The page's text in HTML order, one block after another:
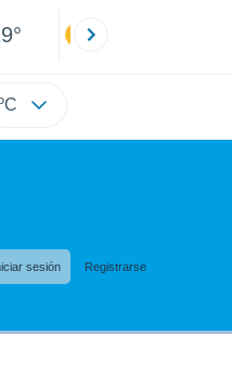
sesión Registrarse